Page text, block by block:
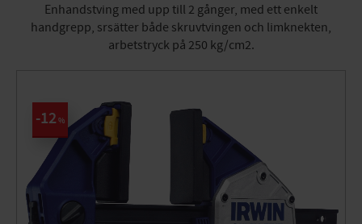
Enhandstving med upp till 2 gånger, med ett enkelt
handgrepp, srsätter både skruvtvingen och limknekten,
arbetstryck på 250 kg/cm2.
12 %